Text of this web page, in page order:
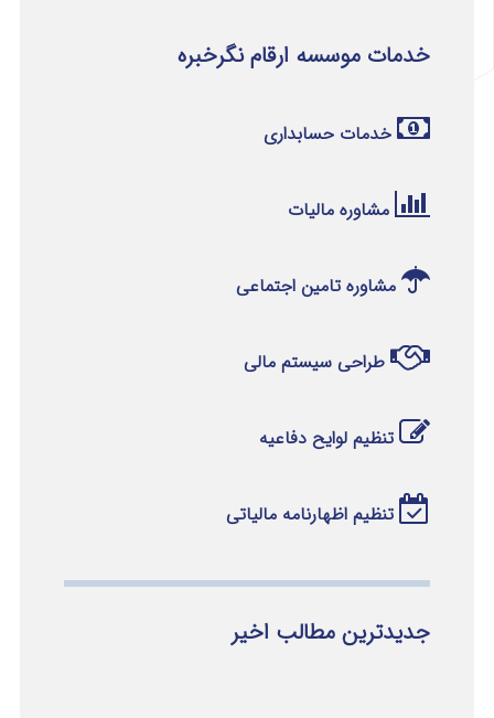
خدمات موسسه ارقام نگرخبره
خدمات حسابداری
مشاوره مالیات
مشاوره تامین اجتماعی
طراحی سیستم مالی
تنظیم لوایح دفاعیه
تنظیم اظهارنامه مالیاتی
جدیدترین مطالب اخیر